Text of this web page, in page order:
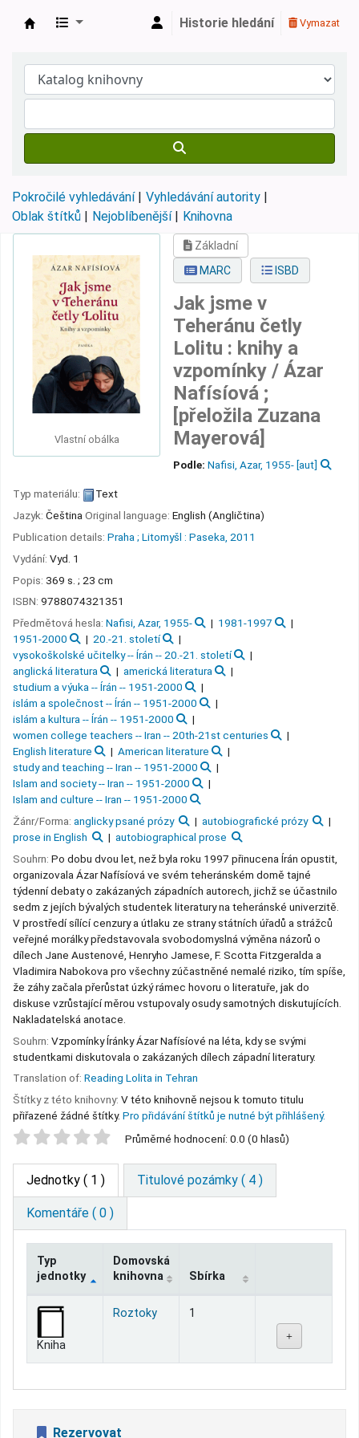
Historie hledání Vymazat
Pokročilé vyhledávání
Vyhledávání autority
Oblak štítků
Nejoblíbenější Knihovna
Vlastní obálka
Základní
MARC
ISBD
Jak jsme v
Teheránu četly
Lolitu : knihy a
vzpomínky / Ázar
Nafísíová ;
[přeložila Zuzana
Mayerová]
Podle: Nafisi, Azar, 1955- [aut]
Typ materiálu:
Text
Jazyk: Čeština Original language: English (Angličtina)
Publication details: Praha ; Litomyšl : Paseka, 2011
Vydání: Vyd. 1
Popis: 369 s. ; 23 cm
ISBN: 9788074321351
Předmětová hesla: Nafisi, Azar, 1955-
1981-1997
1951-2000
20.-21. století
vysokoškolské učitelky -- Írán -- 20.-21. století
anglická literatura
americká literatura
studium a výuka -- Írán -- 1951-2000
islám a společnost -- Írán -- 1951-2000
islám a kultura -- Írán -- 1951-2000
women college teachers -- Iran -- 20th-21st centuries
English literature
American literature
study and teaching -- Iran -- 1951-2000
Islam and society -- Iran -- 1951-2000
Islam and culture -- Iran -- 1951-2000
Žánr/Forma: anglicky psané prózy
autobiografické prózy
prose in English
autobiographical prose
Souhrn: Po dobu dvou let, než byla roku 1997 přinucena Írán opustit,
organizovala Ázar Nafísíová ve svém teheránském domě tajné
týdenní debaty o zakázaných západních autorech, jichž se účastnilo
sedm z jejích bývalých studentek literatury na teheránské univerzitě.
V prostředí sílící cenzury a útlaku ze strany státních úřadů a strážců
veřejné morálky představovala svobodomyslná výměna názorů o
dílech Jane Austenové, Henryho Jamese, F. Scotta Fitzgeralda a
Vladimira Nabokova pro všechny zúčastněné nemalé riziko, tím spíše,
že záhy začala přerůstat úzký rámec hovoru o literatuře, jak do
diskuse vzrůstající měrou vstupovaly osudy samotných diskutujících.
Nakladatelská anotace.
Souhrn: Vzpomínky Íránky Ázar Nafísíové na léta, kdy se svými
studentkami diskutovala o zakázaných dílech západní literatury.
Translation of: Reading Lolita in Tehran
Štítky z této knihovny: V této knihovně nejsou k tomuto titulu
přiřazené žádné štítky. Pro přidávání štítků je nutné být přihlášený.
Star ratings Průměrné hodnocení: 0.0 (0 hlasů)
Jednotky ( 1 ) Titulové pozámky ( 4 )
Komentáře ( 0 )
Jednotky
Typ
jednotky
Domovská
knihovna
Sbírka
Kniha
Roztoky 1
Rezervovat